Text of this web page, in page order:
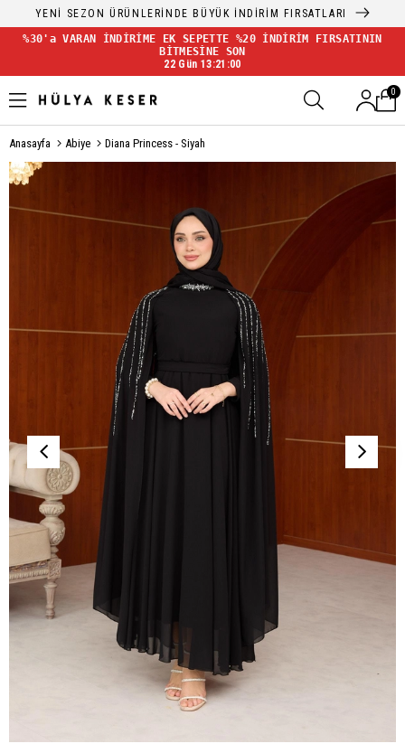
YENİ SEZON ÜRÜNLERİNDE BÜYÜK İNDİRİM FIRSATLARI
%30'a VARAN İNDİRİME EK SEPETTE %20 İNDİRİM FIRSATININ
BİTMESİNE SON
22 Gün 13:20:59
0
Anasayfa Abiye Diana Princess - Siyah